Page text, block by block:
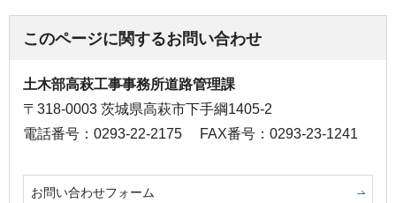
このページに関するお問い合わせ
土木部高萩工事事務所道路管理課
〒318-0003 茨城県高萩市下手綱1405-2
電話番号：0293-22-2175
FAX番号：0293-23-1241
お問い合わせフォーム